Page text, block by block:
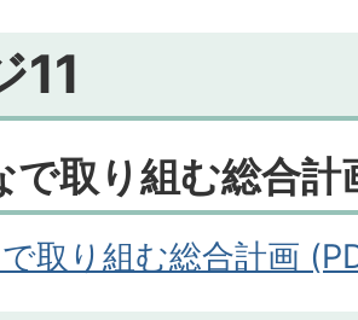
11
で取り組む総合計
取り組む総合計画